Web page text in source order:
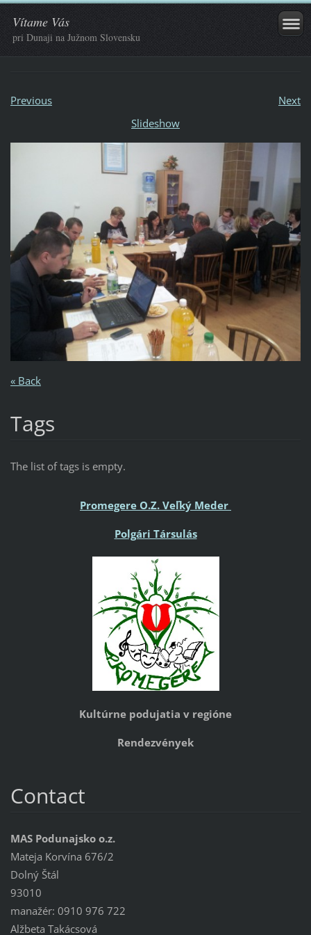
Vítame Vás
pri Dunaji na Južnom Slovensku
Previous
Next
Slideshow
« Back
Tags
The list of tags is empty.
Promegere O.Z. Veľký Meder
Polgári Társulás
Kultúrne podujatia v regióne
Rendezvények
Contact
MAS Podunajsko o.z.
Mateja Korvína 676/2
Dolný Štál
93010
manažér: 0910 976 722
Alžbeta Takácsová